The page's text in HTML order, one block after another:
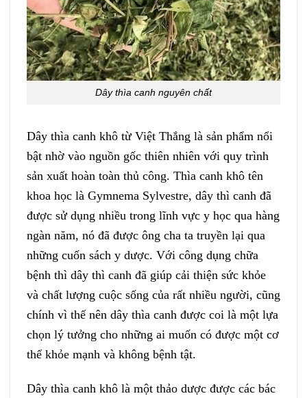
Dây thìa canh nguyên chất
Dây thìa canh khô từ Việt Thắng là sản phẩm nổi
bật nhờ vào nguồn gốc thiên nhiên với quy trình
sản xuất hoàn toàn thủ công. Thìa canh khô tên
khoa học là Gymnema Sylvestre, dây thì canh đã
được sử dụng nhiều trong lĩnh vực y học qua hàng
ngàn năm, nó đã được ông cha ta truyền lại qua
những cuốn sách y dược. Với công dụng chữa
bệnh thì dây thì canh đã giúp cải thiện sức khỏe
và chất lượng cuộc sống của rất nhiều người, cũng
chính vì thế nên dây thìa canh được coi là một lựa
chọn lý tưởng cho những ai muốn có được một cơ
thể khỏe mạnh và không bệnh tật.
Dây thìa canh khô là một thảo dược được các bác